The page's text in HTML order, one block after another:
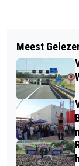
ENORME
OP ZOEK
JONGENS
Meest